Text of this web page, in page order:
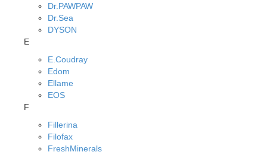
Dr.PAWPAW
Dr.Sea
DYSON
E
E.Coudray
Edom
Ellame
EOS
F
Fillerina
Filofax
FreshMinerals